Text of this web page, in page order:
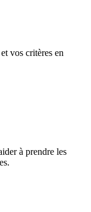
vos critères en
à prendre les